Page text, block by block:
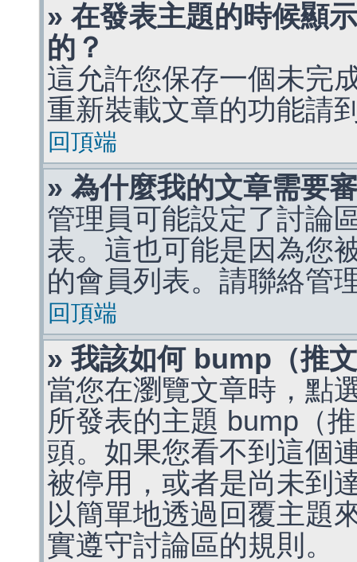
» 在發表主題的時候顯
的？
這允許您保存一個未完
重新裝載文章的功能請
回頂端
» 為什麼我的文章需要
管理員可能設定了討論
表。這也可能是因為您
的會員列表。請聯絡管
回頂端
» 我該如何 bump（推
當您在瀏覽文章時，點
所發表的主題 bump（
頭。如果您看不到這個
被停用，或者是尚未到
以簡單地透過回覆主題
實遵守討論區的規則。